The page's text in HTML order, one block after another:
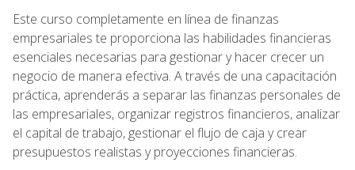
Este curso completamente en línea de finanzas
empresariales te proporciona las habilidades financieras
esenciales necesarias para gestionar y hacer crecer un
negocio de manera efectiva. A través de una capacitación
práctica, aprenderás a separar las finanzas personales de
las empresariales, organizar registros financieros, analizar
el capital de trabajo, gestionar el flujo de caja y crear
presupuestos realistas y proyecciones financieras.